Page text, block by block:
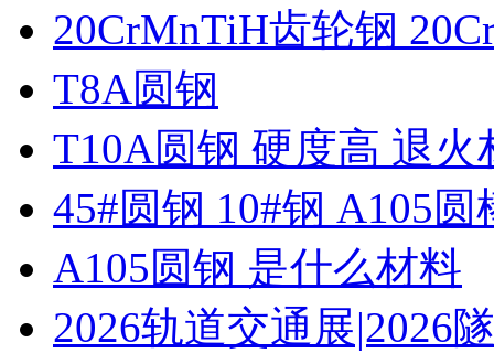
20CrMnTiH齿轮钢
T8A圆钢
T10A圆钢 硬度高 退火
45#圆钢 10#钢 A105圆
A105圆钢 是什么材料
2026轨道交通展|2026